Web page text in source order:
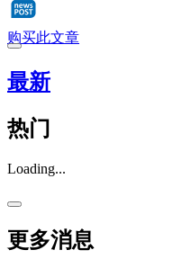
购买此文章
最新
热门
Loading...
更多消息